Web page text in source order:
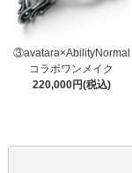
③avatara×AbilityNormal
コラボワンメイク
220,000円(税込)